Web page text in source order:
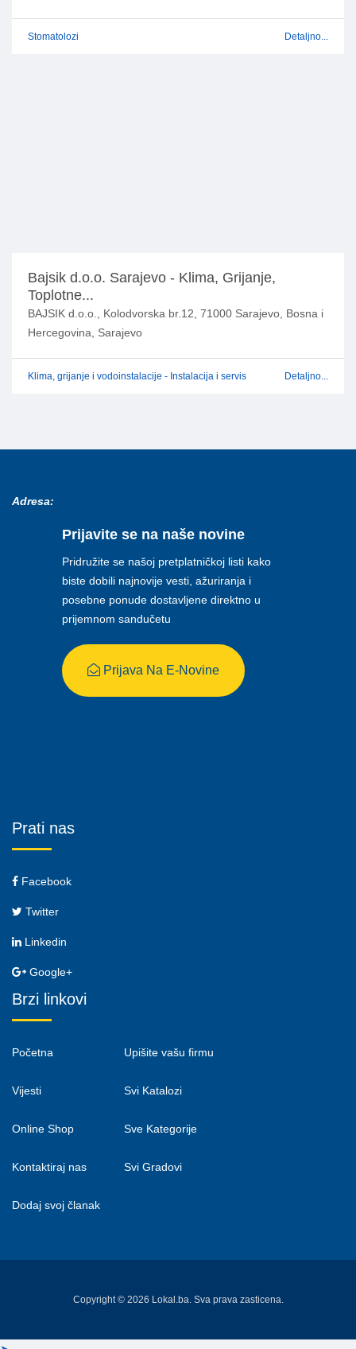
Stomatolozi Detaljno...
Bajsik d.o.o. Sarajevo - Klima, Grijanje,
Toplotne...
BAJSIK d.o.o., Kolodvorska br.12, 71000 Sarajevo, Bosna i
Hercegovina, Sarajevo
Klima, grijanje i vodoinstalacije - Instalacija i servis Detaljno...
Adresa:
Prijavite se na naše novine
Pridružite se našoj pretplatničkoj listi kako
biste dobili najnovije vesti, ažuriranja i
posebne ponude dostavljene direktno u
prijemnom sandučetu
Prijava Na E-Novine
Prati nas
Facebook
Twitter
Linkedin
Google+
Brzi linkovi
Početna
Vijesti
Online Shop
Kontaktiraj nas
Dodaj svoj članak
Upišite vašu firmu
Svi Katalozi
Sve Kategorije
Svi Gradovi
Copyright © 2026 Lokal.ba. Sva prava zasticena.